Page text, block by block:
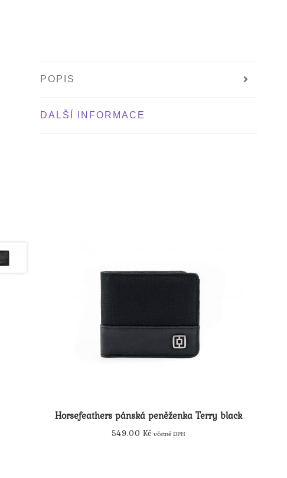
POPIS
DALŠÍ INFORMACE
Horsefeathers pánská peněženka Terry black
549.00Kč včetně DPH